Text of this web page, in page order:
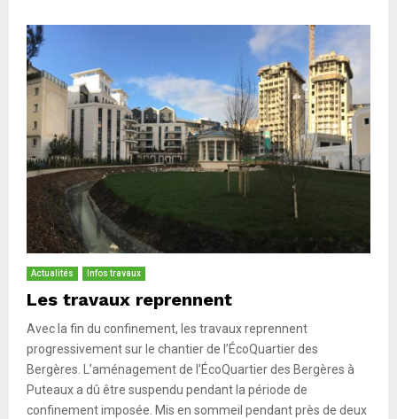
Actualités Infos travaux
Les travaux reprennent
Avec la fin du confinement, les travaux reprennent
progressivement sur le chantier de l’ÉcoQuartier des
Bergères. L’aménagement de l’ÉcoQuartier des Bergères à
Puteaux a dû être suspendu pendant la période de
confinement imposée. Mis en sommeil pendant près de deux